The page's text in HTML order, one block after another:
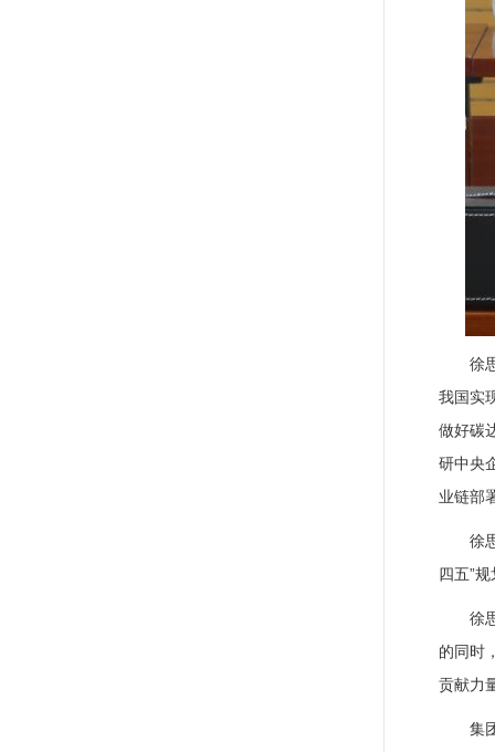
徐
我国实
做好碳
研中央
业链部
徐
四五”
徐
的同时
贡献力
集